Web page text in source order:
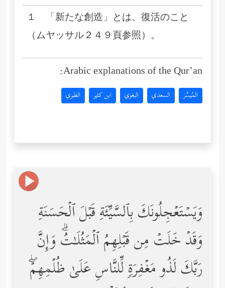
１ 「新たな創造」とは、復活のこと
（ムヤッサル２４９頁参照）。
Arabic explanations of the Qur’an:
المُيسَّر السعدي البغوي ابن كثير الطبري
وَیَسۡتَعۡجِلُونَكَ بِٱلسَّیِّئَةِ قَبۡلَ ٱلۡحَسَنَةِ
وَقَدۡ خَلَتۡ مِن قَبۡلِهِمُ ٱلۡمَثُلَـٰتُۗ وَإِنَّ
رَبَّكَ لَذُو مَغۡفِرَةࣲ لِّلنَّاسِ عَلَىٰ ظُلۡمِهِمۡۖ